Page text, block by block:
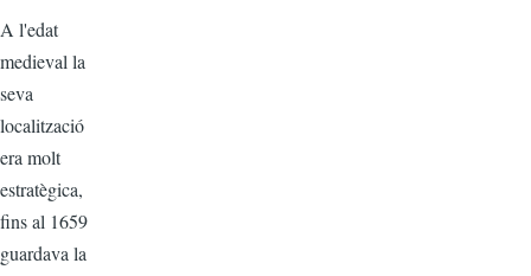
A l'edat
medieval la
seva
localització
era molt
estratègica,
fins al 1659
guardava la